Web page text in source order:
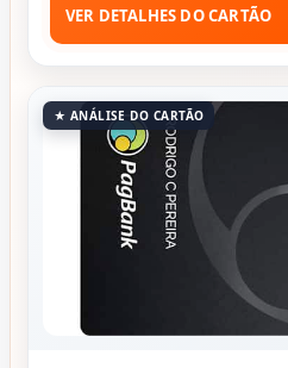
VER DETALHES DO CARTÃO
★ ANÁLISE DO CARTÃO